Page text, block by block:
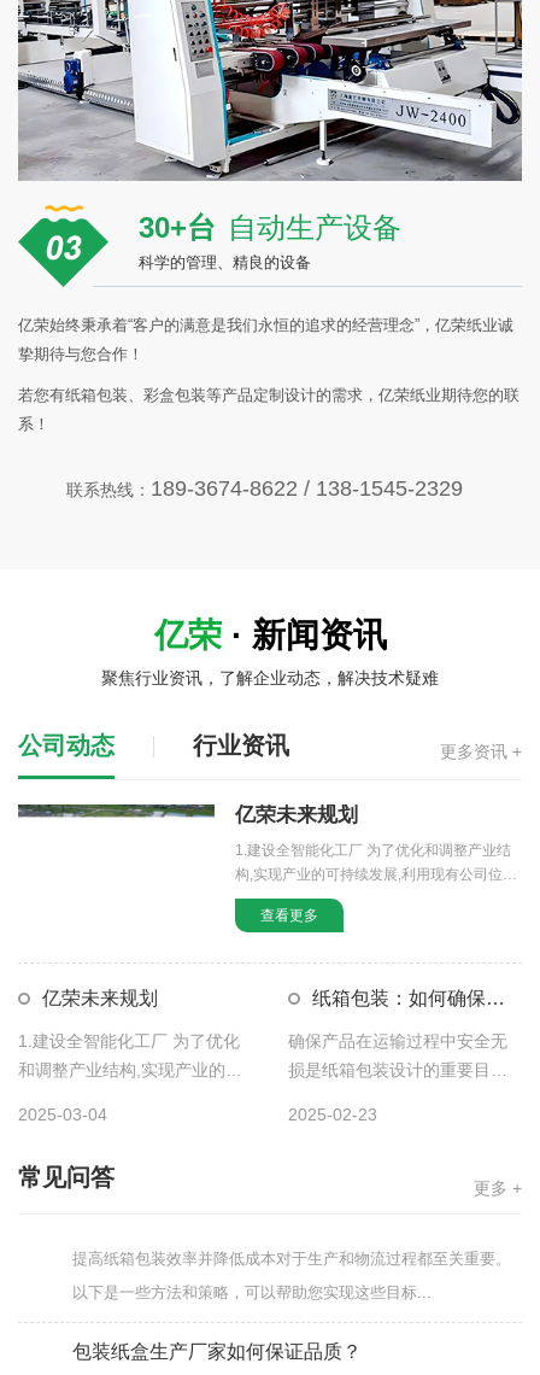
30+台 自动生产设备
科学的管理、精良的设备
亿荣始终秉承着“客户的满意是我们永恒的追求的经营理念”，亿荣纸业诚
挚期待与您合作！
若您有纸箱包装、彩盒包装等产品定制设计的需求，亿荣纸业期待您的联
系！
联系热线： 189-3674-8622 / 138-1545-2329
亿荣 · 新闻资讯
聚焦行业资讯，了解企业动态，解决技术疑难
公司动态 行业资讯 更多资讯 +
亿荣未来规划
1.建设全智能化工厂 为了优化和调整产业结
构,实现产业的可持续发展,利用现有公司位置
（淮安区山阳大道100号） […]
查看更多
亿荣未来规划
1.建设全智能化工厂 为了优化
和调整产业结构,实现产业的可
2025-03-04
纸箱包装：如何确保产
确保产品在运输过程中安全无
损是纸箱包装设计的重要目标
2025-02-23
常见问答 更多 +
纸箱定做方法及注意事项
纸箱定做方法及注意事项 在定做纸箱时，为确保成品满足使用需